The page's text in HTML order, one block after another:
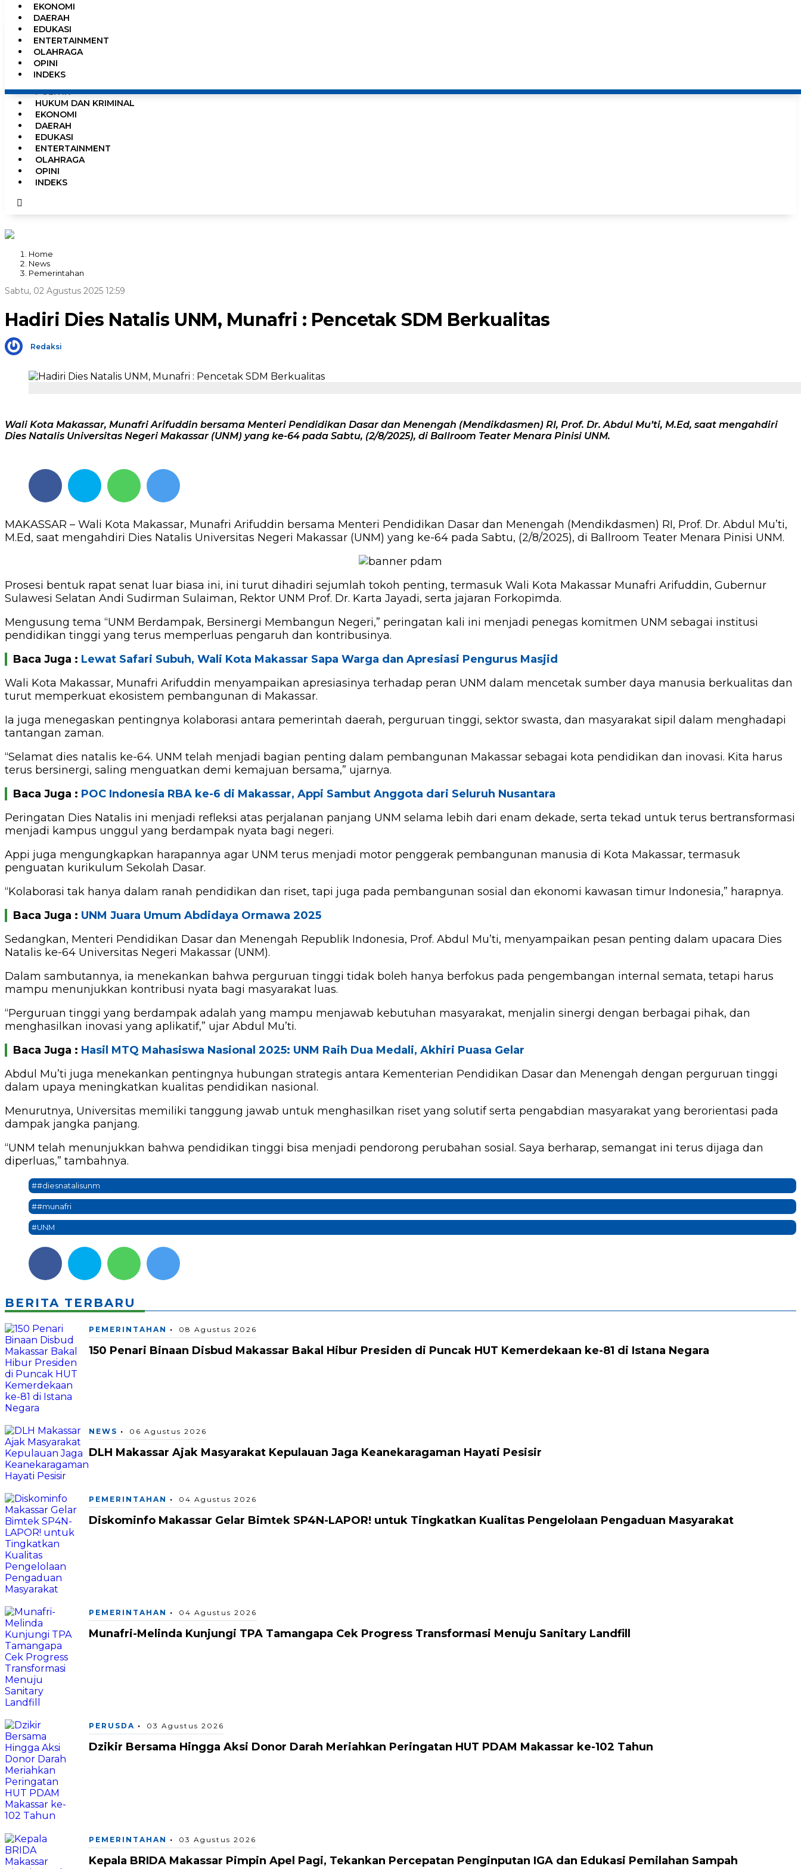
0%
HOME
NEWS
PEMERINTAHAN
POLITIK
HUKUM DAN KRIMINAL
EKONOMI
DAERAH
EDUKASI
ENTERTAINMENT
OLAHRAGA
OPINI
INDEKS
EKONOMI
DAERAH
EDUKASI
ENTERTAINMENT
OLAHRAGA
OPINI
INDEKS
Home
News
Pemerintahan
Sabtu, 02 Agustus 2025 12:59
Hadiri Dies Natalis UNM, Munafri : Pencetak SDM Berkualitas
Redaksi
Wali Kota Makassar, Munafri Arifuddin bersama Menteri Pendidikan Dasar dan Menengah (Mendikdasmen) RI, Prof. Dr. Abdul Mu’ti, M.Ed, saat mengahdiri
Dies Natalis Universitas Negeri Makassar (UNM) yang ke-64 pada Sabtu, (2/8/2025), di Ballroom Teater Menara Pinisi UNM.
MAKASSAR – Wali Kota Makassar, Munafri Arifuddin bersama Menteri Pendidikan Dasar dan Menengah (Mendikdasmen) RI, Prof. Dr. Abdul Mu’ti,
M.Ed, saat mengahdiri Dies Natalis Universitas Negeri Makassar (UNM) yang ke-64 pada Sabtu, (2/8/2025), di Ballroom Teater Menara Pinisi UNM.
Prosesi bentuk rapat senat luar biasa ini, ini turut dihadiri sejumlah tokoh penting, termasuk Wali Kota Makassar Munafri Arifuddin, Gubernur
Sulawesi Selatan Andi Sudirman Sulaiman, Rektor UNM Prof. Dr. Karta Jayadi, serta jajaran Forkopimda.
Mengusung tema “UNM Berdampak, Bersinergi Membangun Negeri,” peringatan kali ini menjadi penegas komitmen UNM sebagai institusi
pendidikan tinggi yang terus memperluas pengaruh dan kontribusinya.
Baca Juga : Lewat Safari Subuh, Wali Kota Makassar Sapa Warga dan Apresiasi Pengurus Masjid
Wali Kota Makassar, Munafri Arifuddin menyampaikan apresiasinya terhadap peran UNM dalam mencetak sumber daya manusia berkualitas dan
turut memperkuat ekosistem pembangunan di Makassar.
Ia juga menegaskan pentingnya kolaborasi antara pemerintah daerah, perguruan tinggi, sektor swasta, dan masyarakat sipil dalam menghadapi
tantangan zaman.
“Selamat dies natalis ke-64. UNM telah menjadi bagian penting dalam pembangunan Makassar sebagai kota pendidikan dan inovasi. Kita harus
terus bersinergi, saling menguatkan demi kemajuan bersama,” ujarnya.
Baca Juga : POC Indonesia RBA ke-6 di Makassar, Appi Sambut Anggota dari Seluruh Nusantara
Peringatan Dies Natalis ini menjadi refleksi atas perjalanan panjang UNM selama lebih dari enam dekade, serta tekad untuk terus bertransformasi
menjadi kampus unggul yang berdampak nyata bagi negeri.
Appi juga mengungkapkan harapannya agar UNM terus menjadi motor penggerak pembangunan manusia di Kota Makassar, termasuk
penguatan kurikulum Sekolah Dasar.
“Kolaborasi tak hanya dalam ranah pendidikan dan riset, tapi juga pada pembangunan sosial dan ekonomi kawasan timur Indonesia,” harapnya.
Baca Juga : UNM Juara Umum Abdidaya Ormawa 2025
Sedangkan, Menteri Pendidikan Dasar dan Menengah Republik Indonesia, Prof. Abdul Mu’ti, menyampaikan pesan penting dalam upacara Dies
Natalis ke-64 Universitas Negeri Makassar (UNM).
Dalam sambutannya, ia menekankan bahwa perguruan tinggi tidak boleh hanya berfokus pada pengembangan internal semata, tetapi harus
mampu menunjukkan kontribusi nyata bagi masyarakat luas.
“Perguruan tinggi yang berdampak adalah yang mampu menjawab kebutuhan masyarakat, menjalin sinergi dengan berbagai pihak, dan
menghasilkan inovasi yang aplikatif,” ujar Abdul Mu’ti.
Baca Juga : Hasil MTQ Mahasiswa Nasional 2025: UNM Raih Dua Medali, Akhiri Puasa Gelar
Abdul Mu’ti juga menekankan pentingnya hubungan strategis antara Kementerian Pendidikan Dasar dan Menengah dengan perguruan tinggi
dalam upaya meningkatkan kualitas pendidikan nasional.
Menurutnya, Universitas memiliki tanggung jawab untuk menghasilkan riset yang solutif serta pengabdian masyarakat yang berorientasi pada
dampak jangka panjang.
“UNM telah menunjukkan bahwa pendidikan tinggi bisa menjadi pendorong perubahan sosial. Saya berharap, semangat ini terus dijaga dan
diperluas,” tambahnya.
##diesnatalisunm
##munafri
#UNM
BERITA TERBARU
PEMERINTAHAN 08 Agustus 2026
150 Penari Binaan Disbud Makassar Bakal Hibur Presiden di Puncak HUT Kemerdekaan ke-81 di Istana Negara
NEWS 06 Agustus 2026
DLH Makassar Ajak Masyarakat Kepulauan Jaga Keanekaragaman Hayati Pesisir
PEMERINTAHAN 04 Agustus 2026
Diskominfo Makassar Gelar Bimtek SP4N-LAPOR! untuk Tingkatkan Kualitas Pengelolaan Pengaduan Masyarakat
PEMERINTAHAN 04 Agustus 2026
Munafri-Melinda Kunjungi TPA Tamangapa Cek Progress Transformasi Menuju Sanitary Landfill
PERUSDA 03 Agustus 2026
Dzikir Bersama Hingga Aksi Donor Darah Meriahkan Peringatan HUT PDAM Makassar ke-102 Tahun
PEMERINTAHAN 03 Agustus 2026
Kepala BRIDA Makassar Pimpin Apel Pagi, Tekankan Percepatan Penginputan IGA dan Edukasi Pemilahan Sampah